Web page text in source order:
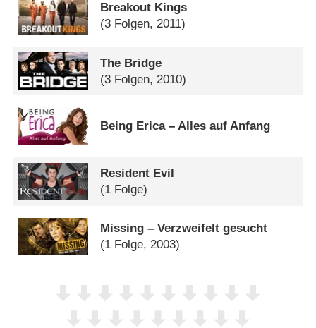
Breakout Kings
(3 Folgen, 2011)
The Bridge
(3 Folgen, 2010)
Being Erica – Alles auf Anfang
Resident Evil
(1 Folge)
Missing – Verzweifelt gesucht
(1 Folge, 2003)